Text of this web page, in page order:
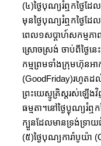
(៤)ថ្ងៃបុណ្យរំឮកថ្ងៃដែ
មុនថ្ងៃបុណ្យរំឮកថ្ងៃដ
ពេល១សប្តាហ៍សកម្មភាព
ស្រោចស្រង់ ចាប់ពីថ្ងៃន
កម្មព្រមទាំងក្រុមហ៊ុនអា
(GoodFriday)រហូតដល់ថ្
ព្រះយេស្ញូគ្រិស្តរស់ឡើងវិ
ធម្មតា។នៅថ្ងៃប្ងុណ្យរំឮ
ក្បួនដែលមានទ្រង់ទ្រា
(៥)ថ្ងៃបុណ្យការ៉ាបូយ៉ា